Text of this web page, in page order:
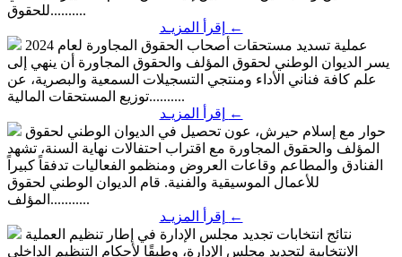
للحقوق..........
←
عملية تسديد مستحقات أصحاب الحقوق المجاورة لعام 2024
يسر الديوان الوطني لحقوق المؤلف والحقوق المجاورة أن ينهي إلى
علم كافة فناني الأداء ومنتجي التسجيلات السمعية والبصرية، عن
توزيع المستحقات المالية..........
←
حوار مع إسلام حيرش، عون تحصيل في الديوان الوطني لحقوق
المؤلف والحقوق المجاورة مع اقتراب احتفالات نهاية السنة، تشهد
الفنادق والمطاعم وقاعات العروض ومنظمو الفعاليات تدفقاً كبيراً
للأعمال الموسيقية والفنية. قام الديوان الوطني لحقوق
المؤلف...........
←
نتائج انتخابات تجديد مجلس الإدارة في إطار تنظيم العملية
الانتخابية لتجديد مجلس الإدارة، وطبقًا لأحكام التنظيم الداخلي